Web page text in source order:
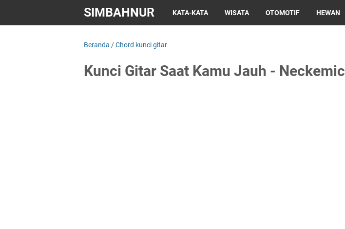
SIMBAHNUR KATA-KATA WISATA OTOMOTIF HEWAN
Beranda /Chord kunci gitar
Kunci Gitar Saat Kamu Jauh - Neckemic